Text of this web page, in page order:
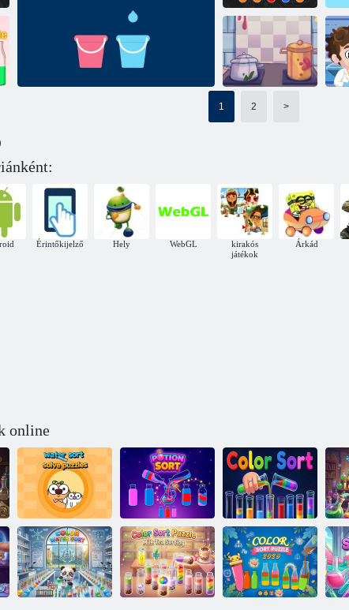
Vízrendezés
Folyékony válogatás
Színes
vízrendezés 3D
1 2 >
Érintőkijelző Hely WebGL
kirakós
játékok
Árkád
online
Víz rendezés
rejtvényeket
megoldani
Bájital rendezés Színes rendezés